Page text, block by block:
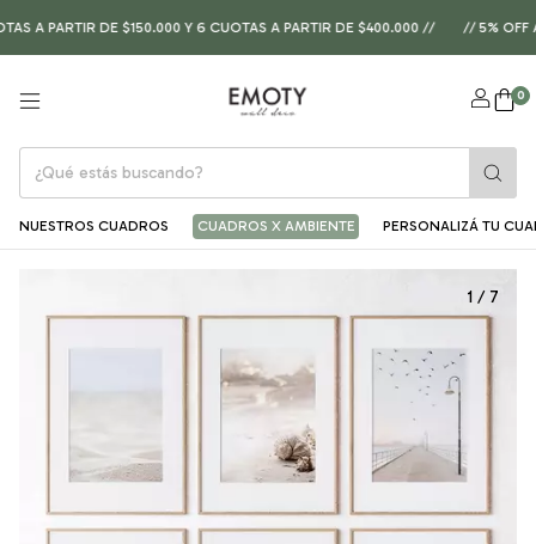
PARTIR DE $150.000 Y 6 CUOTAS A PARTIR DE $400.000 // // 5% OFF
0
NUESTROS CUADROS CUADROS X AMBIENTE PERSONALIZÁ TU
1 / 7